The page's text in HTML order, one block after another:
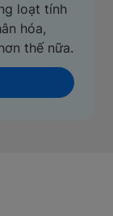
loạt tính
hóa,
thế nữa.